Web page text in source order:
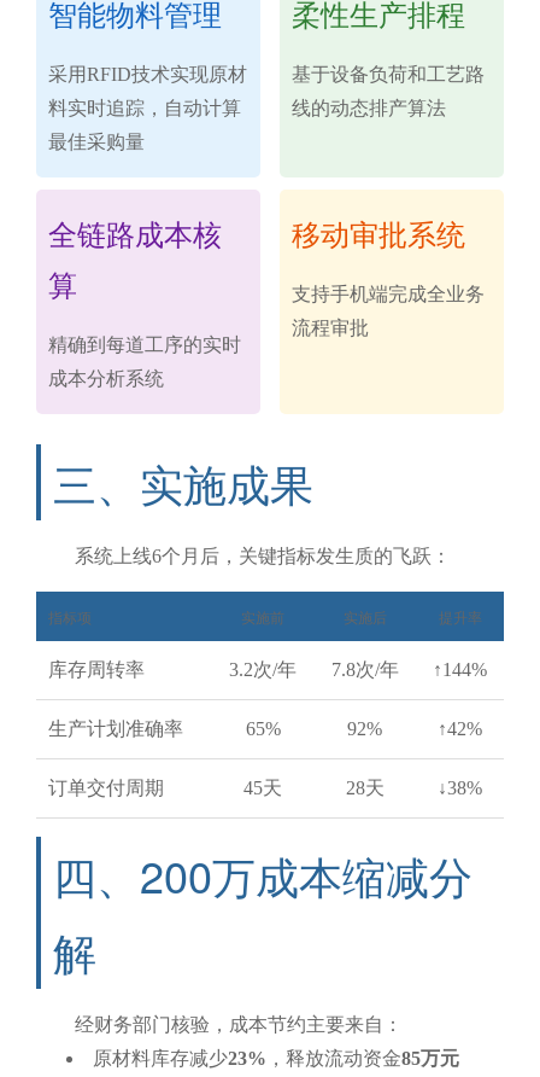
智能物料管理
采用RFID技术实现原材
料实时追踪，自动计算
最佳采购量
柔性生产排程
基于设备负荷和工艺路
线的动态排产算法
全链路成本核
算
精确到每道工序的实时
成本分析系统
移动审批系统
支持手机端完成全业务
流程审批
三、实施成果
系统上线6个月后，关键指标发生质的飞跃：
指标项 实施前 实施后 提升率
库存周转率 3.2次/年 7.8次/年 ↑144%
生产计划准确率 65% 92% ↑42%
订单交付周期 45天 28天 ↓38%
四、200万成本缩减分
解
经财务部门核验，成本节约主要来自：
原材料库存减少23% ，释放流动资金85万元